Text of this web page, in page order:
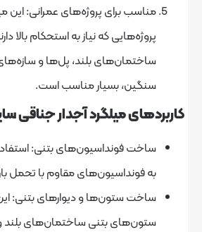
برای پروژه‌های عمرانی: این میلگرد برای
که نیاز به استحکام بالا دارند، مانند
بلند، پل‌ها و سازه‌های بتنی با
بسیار مناسب است.
میلگرد آجدار جناقی سایز 20
بتنی: استفاده در پروژه‌هایی
مقاوم با تحمل بارهای سنگین
و دیوارهای بتنی: این میلگرد در
بتنی ساختمان‌های بلند و بزرگ مقیاس